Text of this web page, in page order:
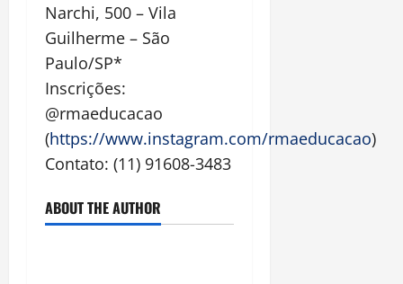
Narchi, 500 – Vila
Guilherme – São
Paulo/SP*
Inscrições:
@rmaeducacao
(https://www.instagram.com/rmaeducacao)
Contato: (11) 91608-3483
ABOUT THE AUTHOR